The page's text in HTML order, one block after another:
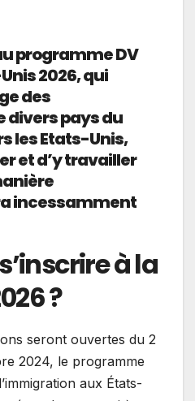
programme DV
2026, qui
des
divers pays du
les Etats-Unis,
et d’y travailler
incessamment
à la
?
seront ouvertes du 2
2024, le programme
aux États-